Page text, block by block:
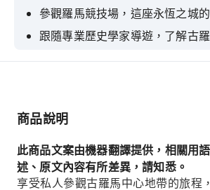
參觀羅馬競技場，這座永恆之城的
跟隨專業歷史學家導遊，了解古
探索羅馬廣場，參觀帕拉蒂尼山
商品說明
此商品文案由機器翻譯提供，相關用
述、原文內容有所差異，請知悉。
享受私人參觀古羅馬中心地帶的旅程